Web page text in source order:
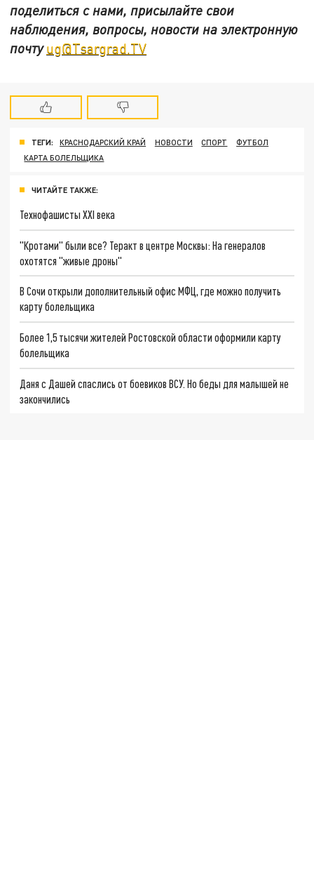
поделиться с нами, присылайте свои
наблюдения, вопросы, новости на электронную
почтуug@Tsargrad.TV
ТЕГИ: КРАСНОДАРСКИЙ КРАЙ НОВОСТИ СПОРТ
ФУТБОЛ
КАРТА БОЛЕЛЬЩИКА
ЧИТАЙТЕ ТАКЖЕ:
Технофашисты XXI века
"Кротами" были все? Теракт в центре Москвы: На генералов
охотятся "живые дроны"
В Сочи открыли дополнительный офис МФЦ, где можно получить
карту болельщика
Более 1,5 тысячи жителей Ростовской области оформили карту
болельщика
Даня с Дашей спаслись от боевиков ВСУ. Но беды для малышей не
закончились